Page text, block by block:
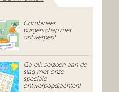
Combineer
burgerschap met
ontwerpen!
Ga elk seizoen aan de
slag met onze
speciale
ontwerpopdrachten!